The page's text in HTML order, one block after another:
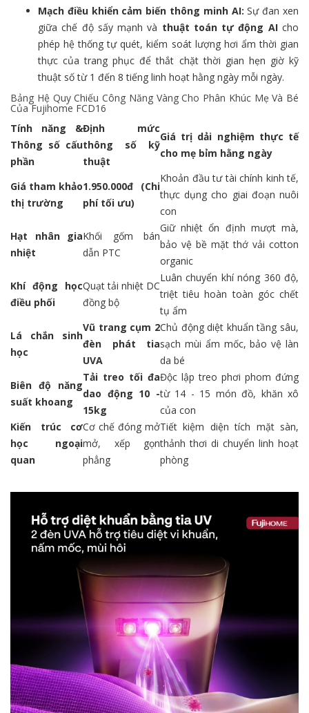
Mạch điều khiển cảm biến thông minh AI: Sự đan xen
giữa chế độ sấy mạnh và thuật toán tự động AIcho
phép hệ thống tự quét, kiểm soát lượng hơi ẩm thời gian
thực của trang phục để thắt chặt thời gian hẹn giờ kỹ
thuật số từ 1 đến 8 tiếng linh hoạt hằng ngày mỗi ngày.
Bảng Hệ Quy Chiếu Công Năng Vàng Cho Phân Khúc Mẹ Và Bé
Của Fujihome FCD16
Tính năng &
Thông số cấu
phần
Định mức
thông số kỹ
thuật
Giá trị dải nghiệm thực tế
cho mẹ bỉm hằng ngày
Giá tham khảo
thị trường
1.950.000đ (Chi
phí tối ưu)
Khoản đầu tư tài chính kinh tế,
thực dụng cho giai đoạn nuôi
con
Hạt nhân gia
nhiệt
Khối gốm bán
dẫn PTC
Giữ nhiệt ổn định mượt mà,
bảo vệ bề mặt thớ vải cotton
organic
Khí động học
điều phối
Quạt tải nhiệt DC
đồng bộ
Luân chuyển khí nóng 360 độ,
triệt tiêu hoàn toàn góc chết
tụ ẩm
Lá chắn sinh
học
Vũ trang cụm 2
đèn phát tia
UVA
Chủ động diệt khuẩn tầng sâu,
sạch mùi ẩm mốc, bảo vệ làn
da bé
Biên độ năng
suất khoang
Tải treo tối đa
dao động 10 -
15kg
Độc lập treo phơi phom đứng
từ 14 - 15 món đồ, khăn xô
của con
Kiến trúc cơ
học ngoại
quan
Cơ chế đóng mở
mở, xếp gọn
phẳng
Tiết kiệm diện tích mặt sàn,
thảnh thơi di chuyển linh hoạt
phòng